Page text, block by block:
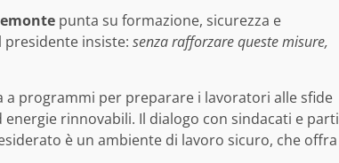
punta su formazione, sicurezza e
insiste: senza rafforzare queste misure,
programmi per preparare i lavoratori alle sfide
rinnovabili. Il dialogo con sindacati e parti
è un ambiente di lavoro sicuro, che offra